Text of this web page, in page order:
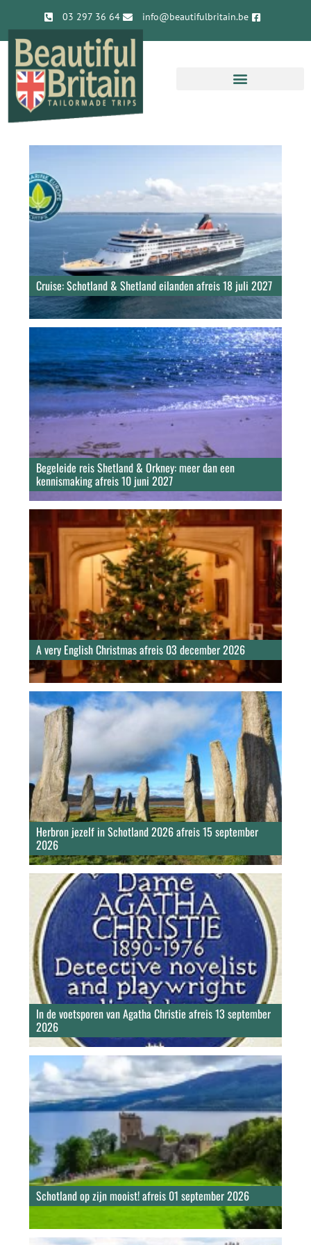
03 297 36 64 info@beautifulbritain.be
Cruise: Schotland & Shetland eilanden afreis 18 juli 2027
Begeleide reis Shetland & Orkney: meer dan een
kennismaking afreis 10 juni 2027
A very English Christmas afreis 03 december 2026
Herbron jezelf in Schotland 2026 afreis 15 september
2026
In de voetsporen van Agatha Christie afreis 13 september
2026
Schotland op zijn mooist! afreis 01 september 2026